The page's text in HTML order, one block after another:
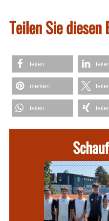
Teilen Sie
teilen
merken
teilen